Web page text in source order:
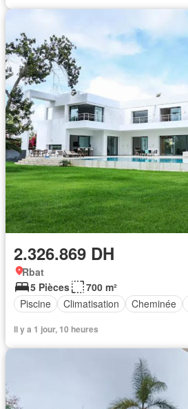
2.326.869 DH
Rbat
5 Pièces
700 m²
Piscine
Climatisation Cheminée
Il y a 1 jour, 10 heures